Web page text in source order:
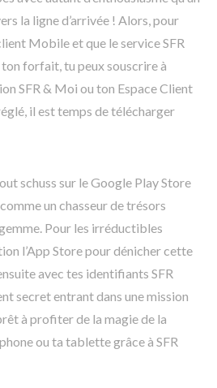
la ligne d’arrivée ! Alors, pour
Mobile et que le service SFR
ton forfait, tu peux souscrire à
SFR & Moi ou ton Espace Client
il est temps de télécharger
schuss sur le Google Play Store
un chasseur de trésors
Pour les irréductibles
l’App Store pour dénicher cette
avec tes identifiants SFR
secret entrant dans une mission
à profiter de la magie de la
ou ta tablette grâce à SFR